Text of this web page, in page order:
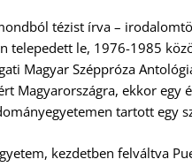
tézist írva –
telepedett le, 1976-1985
Magyar Széppróza
Magyarországra, ekkor egy
tartott egy
kezdetben felváltva